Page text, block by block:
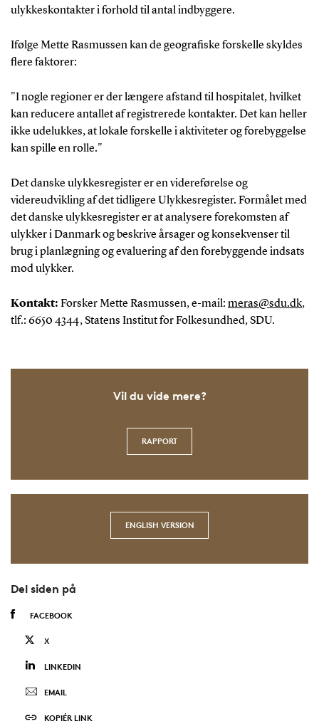
ulykkeskontakter i forhold til antal indbyggere.
Ifølge Mette Rasmussen kan de geografiske forskelle skyldes
flere faktorer:
"I nogle regioner er der længere afstand til hospitalet, hvilket
kan reducere antallet af registrerede kontakter. Det kan heller
ikke udelukkes, at lokale forskelle i aktiviteter og forebyggelse
kan spille en rolle."
Det danske ulykkesregister er en videreførelse og
videreudvikling af det tidligere Ulykkesregister. Formålet med
det danske ulykkesregister er at analysere forekomsten af
ulykker i Danmark og beskrive årsager og konsekvenser til
brug i planlægning og evaluering af den forebyggende indsats
mod ulykker.
Kontakt: Forsker Mette Rasmussen, e-mail: meras@sdu.dk,
tlf.: 6650 4344, Statens Institut for Folkesundhed, SDU.
Vil du vide mere?
RAPPORT
ENGLISH VERSION
Del siden på
FACEBOOK
X
LINKEDIN
EMAIL
KOPIÉR LINK